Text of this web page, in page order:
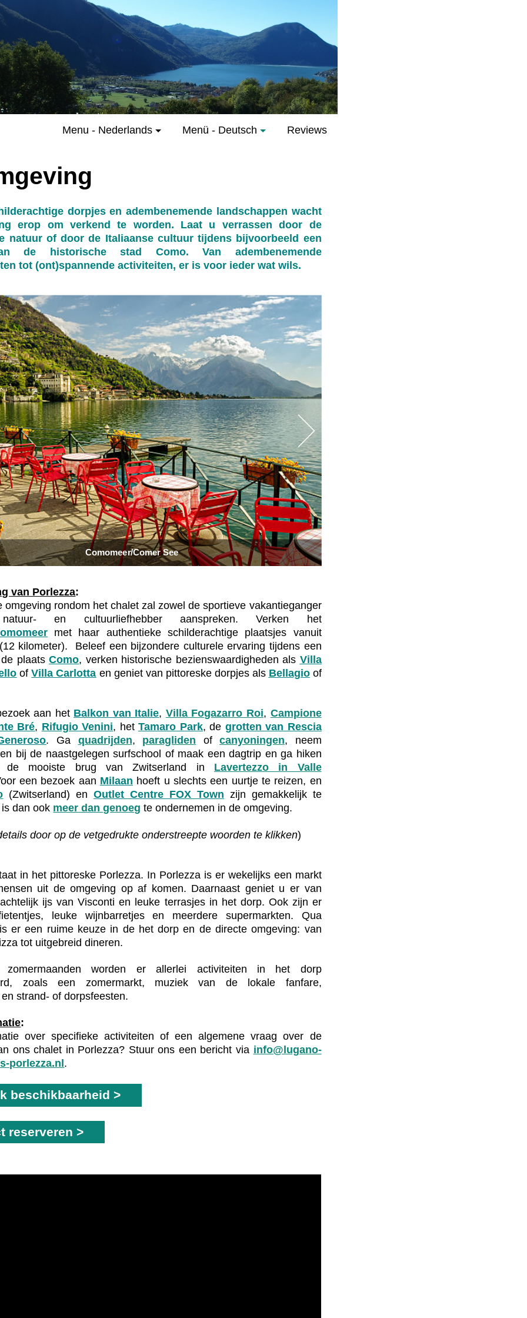
Menu - Nederlands Menü - Deutsch Reviews
dorpjes en adembenemende landschappen wacht
erop om verkend te worden. Laat u verrassen door de
natuur of door de Italiaanse cultuur tijdens bijvoorbeeld een
de historische stad Como. Van adembenemende
tot (ont)spannende activiteiten, er is voor ieder wat wils.
Stad Como
van Porlezza:
omgeving rondom het chalet zal zowel de sportieve vakantieganger
en cultuurliefhebber aanspreken. Verken het
met haar authentieke schilderachtige plaatsjes vanuit
(12 kilometer). Beleef een bijzondere culturele ervaring tijdens een
de plaatsComo, verken historische bezienswaardigheden als Villa
ofVilla Carlotta en geniet van pittoreske dorpjes als Bellagioof
aan het Balkon van Italie, Villa Fogazarro Roi, Campione
Bré, Rifugio Venini, hetTamaro Park, de grotten van Rescia
. Ga quadrijden, paragliden ofcanyoningen, neem
bij de naastgelegen surfschool of maak een dagtrip en ga hiken
de mooiste brug van Zwitserland in Lavertezzo in Valle
een bezoek aan Milaan hoeft u slechts een uurtje te reizen, en
(Zwitserland) enOutlet Centre FOX Town zijn gemakkelijk te
dan ook meer dan genoeg te ondernemen in de omgeving.
door op de vetgedrukte onderstreepte woorden te klikken)
in het pittoreske Porlezza. In Porlezza is er wekelijks een markt
uit de omgeving op af komen. Daarnaast geniet u er van
ijs van Visconti en leuke terrasjes in het dorp. Ook zijn er
leuke wijnbarretjes en meerdere supermarkten. Qua
er een ruime keuze in de het dorp en de directe omgeving: van
tot uitgebreid dineren.
zomermaanden worden er allerlei activiteiten in het dorp
zoals een zomermarkt, muziek van de lokale fanfare,
strand- of dorpsfeesten.
:
over specifieke activiteiten of een algemene vraag over de
ons chalet in Porlezza? Stuur ons een bericht via info@lugano-
porlezza.nl.
beschikbaarheid >
reserveren >